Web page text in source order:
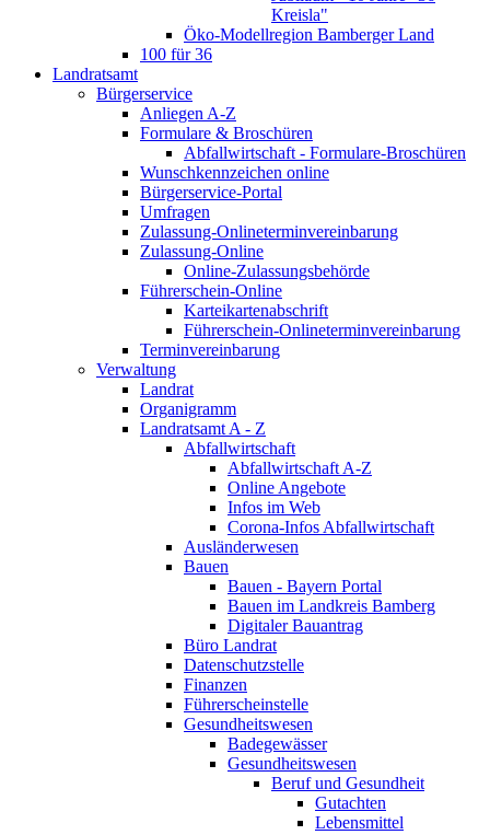
Kreisla"
Öko-Modellregion Bamberger Land
100 für 36
Landratsamt
Bürgerservice
Anliegen A-Z
Formulare & Broschüren
Abfallwirtschaft - Formulare-Broschüren
Wunschkennzeichen online
Bürgerservice-Portal
Umfragen
Zulassung-Onlineterminvereinbarung
Zulassung-Online
Online-Zulassungsbehörde
Führerschein-Online
Karteikartenabschrift
Führerschein-Onlineterminvereinbarung
Terminvereinbarung
Verwaltung
Landrat
Organigramm
Landratsamt A - Z
Abfallwirtschaft
Abfallwirtschaft A-Z
Online Angebote
Infos im Web
Corona-Infos Abfallwirtschaft
Ausländerwesen
Bauen
Bauen - Bayern Portal
Bauen im Landkreis Bamberg
Digitaler Bauantrag
Büro Landrat
Datenschutzstelle
Finanzen
Führerscheinstelle
Gesundheitswesen
Badegewässer
Gesundheitswesen
Beruf und Gesundheit
Gutachten
Lebensmittel